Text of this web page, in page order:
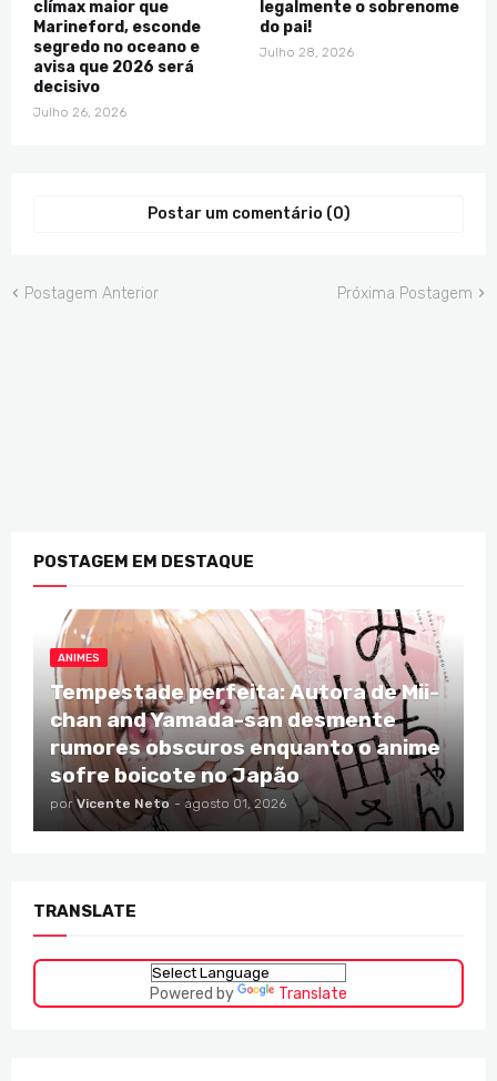
clímax maior que
Marineford, esconde
segredo no oceano e
avisa que 2026 será
decisivo
Julho 26, 2026
legalmente o sobrenome
do pai!
Julho 28, 2026
Postar um comentário (0)
Postagem Anterior Próxima Postagem
POSTAGEM EM DESTAQUE
ANIMES
Tempestade perfeita: Autora de Mii-
chan and Yamada-san desmente
rumores obscuros enquanto o anime
sofre boicote no Japão
por Vicente Neto - agosto 01, 2026
TRANSLATE
Powered by Translate